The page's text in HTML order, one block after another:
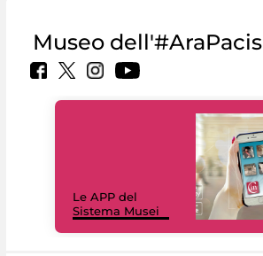
Museo dell'#AraPacis
Le APP del
Sistema Musei